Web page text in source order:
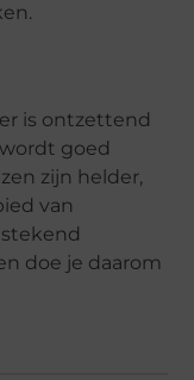
is ontzettend
goed
zijn helder,
van
doe je daarom